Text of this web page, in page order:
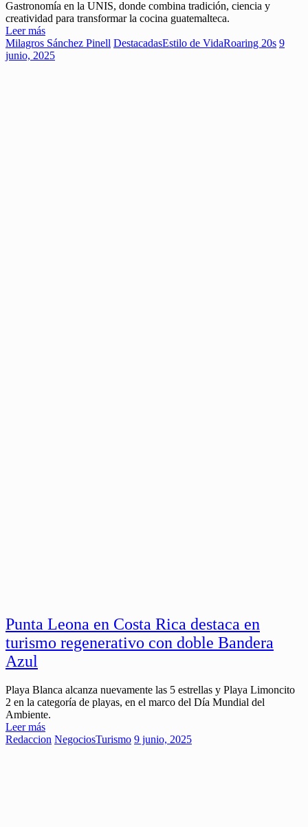
Gastronomía en la UNIS, donde combina tradición, ciencia y
creatividad para transformar la cocina guatemalteca.
Leer más
Milagros Sánchez Pinell DestacadasEstilo de VidaRoaring 20s 9
junio, 2025
Punta Leona en Costa Rica destaca en
turismo regenerativo con doble Bandera
Azul
Playa Blanca alcanza nuevamente las 5 estrellas y Playa Limoncito
2 en la categoría de playas, en el marco del Día Mundial del
Ambiente.
Leer más
Redaccion NegociosTurismo 9 junio, 2025